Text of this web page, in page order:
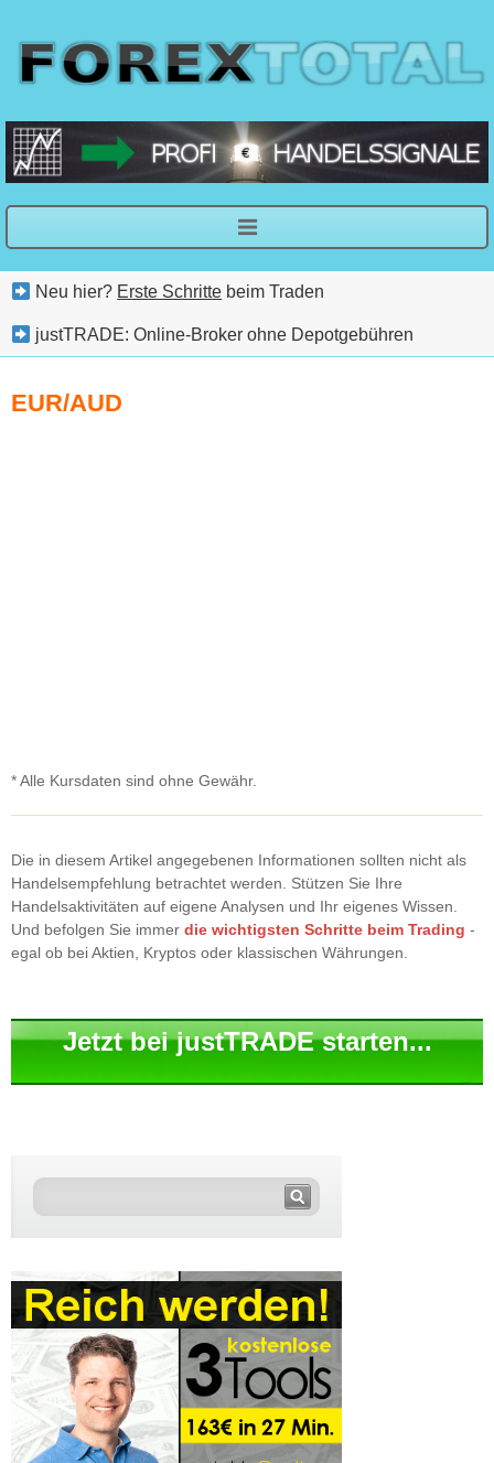
Neu hier? Erste Schritte beim Traden
justTRADE: Online-Broker ohne Depotgebühren
EUR/AUD
* Alle Kursdaten sind ohne Gewähr.
Die in diesem Artikel angegebenen Informationen sollten nicht als
Handelsempfehlung betrachtet werden. Stützen Sie Ihre
Handelsaktivitäten auf eigene Analysen und Ihr eigenes Wissen.
Und befolgen Sie immer die wichtigsten Schritte beim Trading -
egal ob bei Aktien, Kryptos oder klassischen Währungen.
Jetzt bei justTRADE starten...